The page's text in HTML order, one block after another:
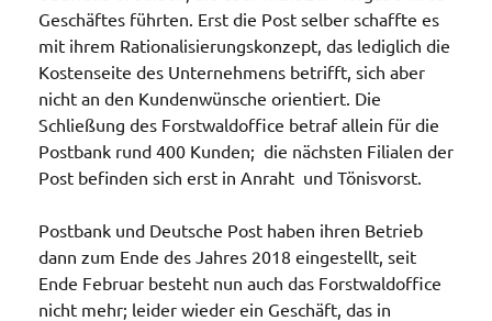
Geschäftes führten. Erst die Post selber schaffte es
mit ihrem Rationalisierungskonzept, das lediglich die
Kostenseite des Unternehmens betrifft, sich aber
nicht an den Kundenwünsche orientiert. Die
Schließung des Forstwaldoffice betraf allein für die
Postbank rund 400 Kunden; die nächsten Filialen der
Post befinden sich erst in Anraht und Tönisvorst.
Postbank und Deutsche Post haben ihren Betrieb
dann zum Ende des Jahres 2018 eingestellt, seit
Ende Februar besteht nun auch das Forstwaldoffice
nicht mehr; leider wieder ein Geschäft, das in